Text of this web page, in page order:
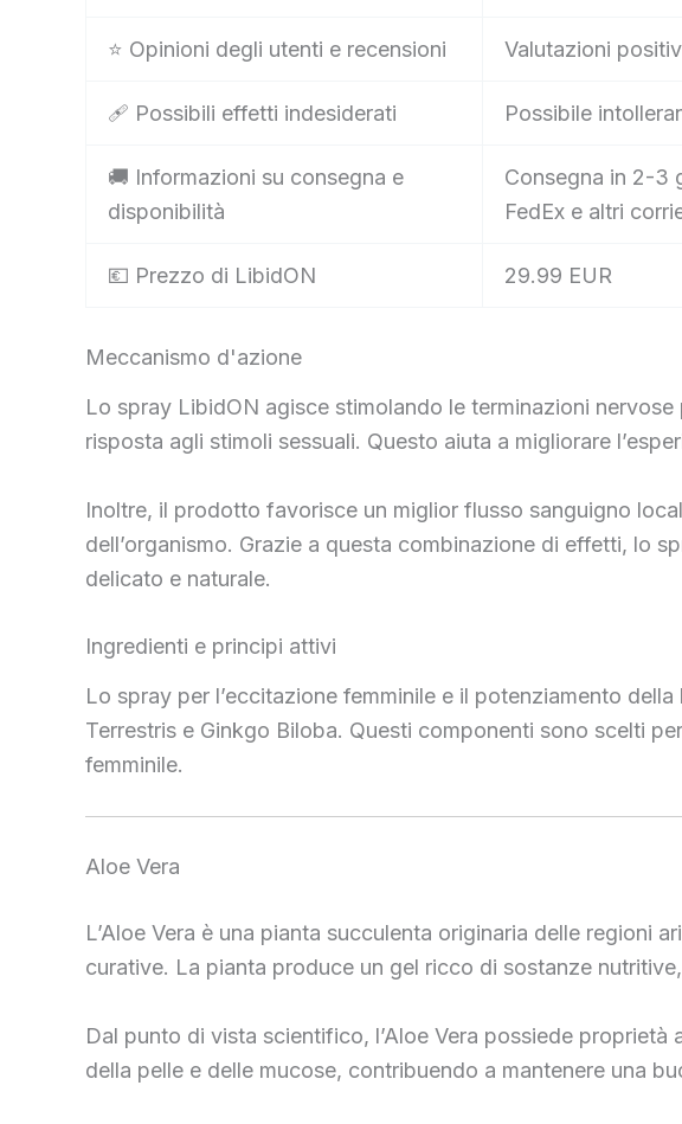
⭐ Opinioni degli utenti e recensioni Valutazioni
🩹 Possibili effetti indesiderati Possibile
🚚 Informazioni su consegna e
disponibilità
Consegna in 2-3
FedEx e altri
💶 Prezzo di LibidON 29.99 EUR
Meccanismo d'azione
Lo spray LibidON agisce stimolando le terminazioni
risposta agli stimoli sessuali. Questo aiuta a migliorare
Inoltre, il prodotto favorisce un miglior flusso sanguigno
dell’organismo. Grazie a questa combinazione di effetti, lo
delicato e naturale.
Ingredienti e principi attivi
Lo spray per l’eccitazione femminile e il potenziamento
Terrestris e Ginkgo Biloba. Questi componenti sono scelti
femminile.
Aloe Vera
L’Aloe Vera è una pianta succulenta originaria delle regioni
curative. La pianta produce un gel ricco di sostanze
Dal punto di vista scientifico, l’Aloe Vera possiede
della pelle e delle mucose, contribuendo a mantenere una